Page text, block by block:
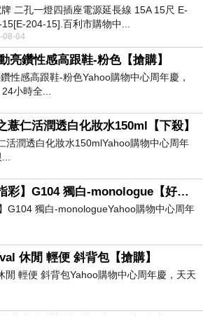
牌 二孔一燈四插座電源延長線 15A 15尺 E-
204-15].百利市購物中...
08-04
亮鑽性感高跟鞋-粉色【搶購】
性感高跟鞋-粉色Yahoo購物中心周年慶，
小時全...
仁活潤透白化妝水150ml【下殺】
活潤透白化妝水150mlYahoo購物中心周年
【Irene’s Legs無毒指彩】G104 獨白-monologue【好用】
G104 獨白-monologueYahoo購物中心周年
休閒 輕便 斜背包【搶購】
閒 輕便 斜背包Yahoo購物中心周年慶，天天